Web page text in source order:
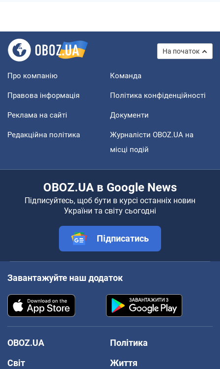
На початок
Про компанію Команда
Правова інформація Політика конфіденційності
Реклама на сайті Документи
Редакційна політика
Журналісти OBOZ.UA на
місці подій
OBOZ.UA в Google News
Підписуйтесь, щоб бути в курсі останніх новин
України та світу сьогодні
Підписатись
Завантажуйте наш додаток
OBOZ.UA
Політика
Світ
Життя